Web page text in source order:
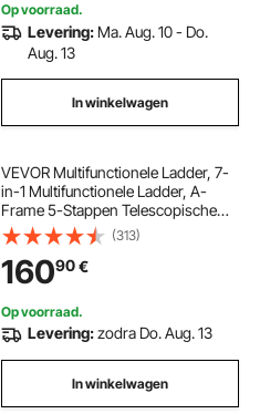
Op voorraad.
Levering: Ma. Aug. 10 - Do.
Aug. 13
In winkelwagen
VEVOR Multifunctionele Ladder, 7-
in-1 Multifunctionele Ladder, A-
Frame 5-Stappen Telescopische
Ladder, Ladderframe 5800 mm,
Verstelbare Zware Ladder,
Draagvermogen 150 kg voor
Buitenhuis
(313)
16090€
Op voorraad.
Levering:zodra Do. Aug. 13
In winkelwagen